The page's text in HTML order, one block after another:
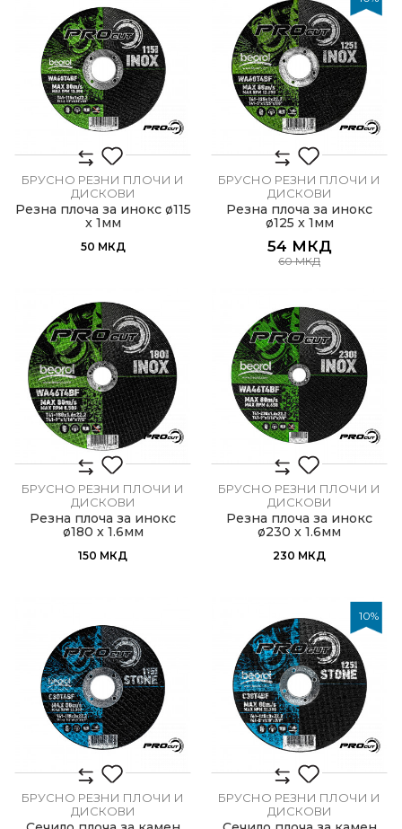
БРУСНО РЕЗНИ ПЛОЧИ И
ДИСКОВИ
Резна плоча за инокс ø115
x 1мм
50 МКД
БРУСНО РЕЗНИ ПЛОЧИ И
ДИСКОВИ
Резна плоча за инокс
ø125 x 1мм
54 МКД
60МКД
БРУСНО РЕЗНИ ПЛОЧИ И
ДИСКОВИ
Резна плоча за инокс
ø180 x 1.6мм
150 МКД
БРУСНО РЕЗНИ ПЛОЧИ И
ДИСКОВИ
Резна плоча за инокс
ø230 x 1.6мм
230 МКД
БРУСНО РЕЗНИ ПЛОЧИ И
ДИСКОВИ
10%
БРУСНО РЕЗНИ ПЛОЧИ И
ДИСКОВИ